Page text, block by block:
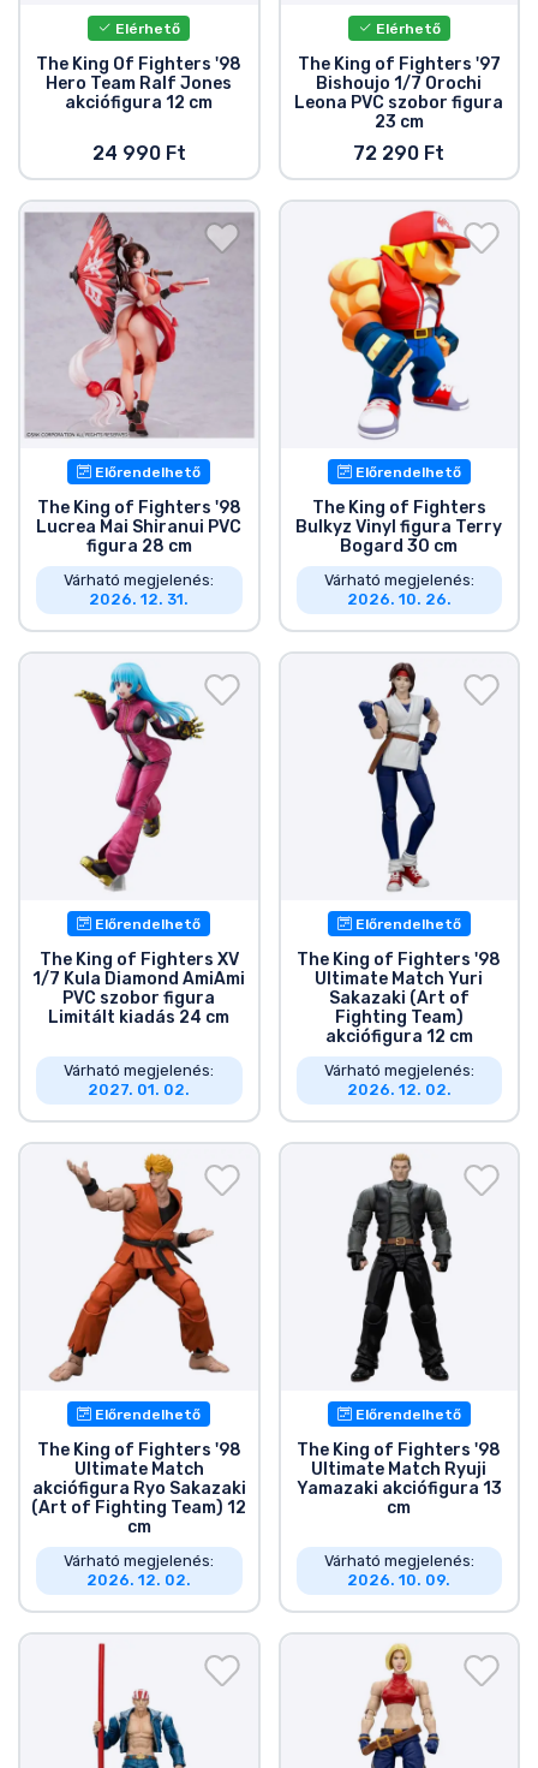
Elérhető
The King Of Fighters '98
Hero Team Ralf Jones
akciófigura 12 cm
24 990 Ft
Elérhető
The King of Fighters '97
Bishoujo 1/7 Orochi
Leona PVC szobor figura
23 cm
72 290 Ft
Előrendelhető
The King of Fighters '98
Lucrea Mai Shiranui PVC
figura 28 cm
Várható megjelenés:
2026. 12. 31.
Előrendelhető
The King of Fighters
Bulkyz Vinyl figura Terry
Bogard 30 cm
Várható megjelenés:
2026. 10. 26.
Előrendelhető
The King of Fighters XV
1/7 Kula Diamond AmiAmi
PVC szobor figura
Limitált kiadás 24 cm
Várható megjelenés:
2027. 01. 02.
Előrendelhető
The King of Fighters '98
Ultimate Match Yuri
Sakazaki (Art of
Fighting Team)
akciófigura 12 cm
Várható megjelenés:
2026. 12. 02.
Előrendelhető
The King of Fighters '98
Ultimate Match
akciófigura Ryo Sakazaki
(Art of Fighting Team) 12
cm
Várható megjelenés:
2026. 12. 02.
Előrendelhető
The King of Fighters '98
Ultimate Match Ryuji
Yamazaki akciófigura 13
cm
Várható megjelenés:
2026. 10. 09.